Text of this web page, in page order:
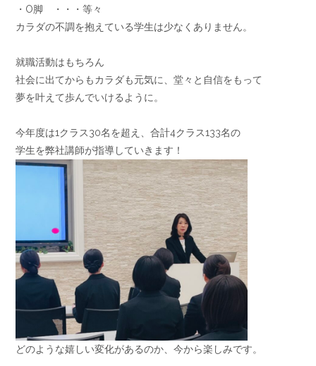
・O脚 ・・・等々
カラダの不調を抱えている学生は少なくありません。
就職活動はもちろん
社会に出てからもカラダも元気に、堂々と自信をもって
夢を叶えて歩んでいけるように。
今年度は1クラス30名を超え、合計4クラス133名の
学生を弊社講師が指導していきます！
どのような嬉しい変化があるのか、今から楽しみです。